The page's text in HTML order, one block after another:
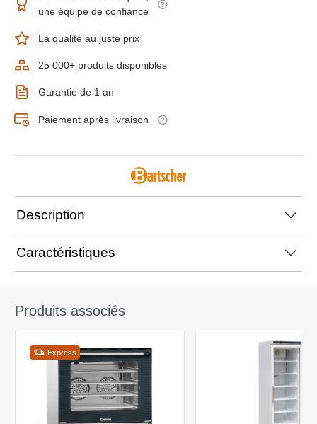
une équipe de confiance
La qualité au juste prix
25 000+ produits disponibles
Garantie de 1 an
Paiement après livraison
Description
Caractéristiques
Produits associés
Express